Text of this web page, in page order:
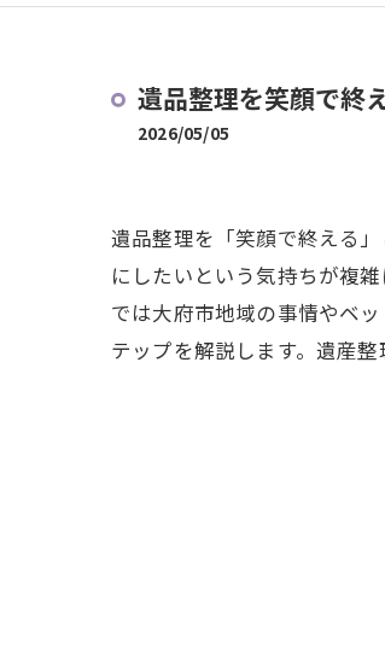
遺品整理を笑顔で終
2026/05/05
遺品整理を「笑顔で終える
にしたいという気持ちが複
では大府市地域の事情やベ
テップを解説します。遺産